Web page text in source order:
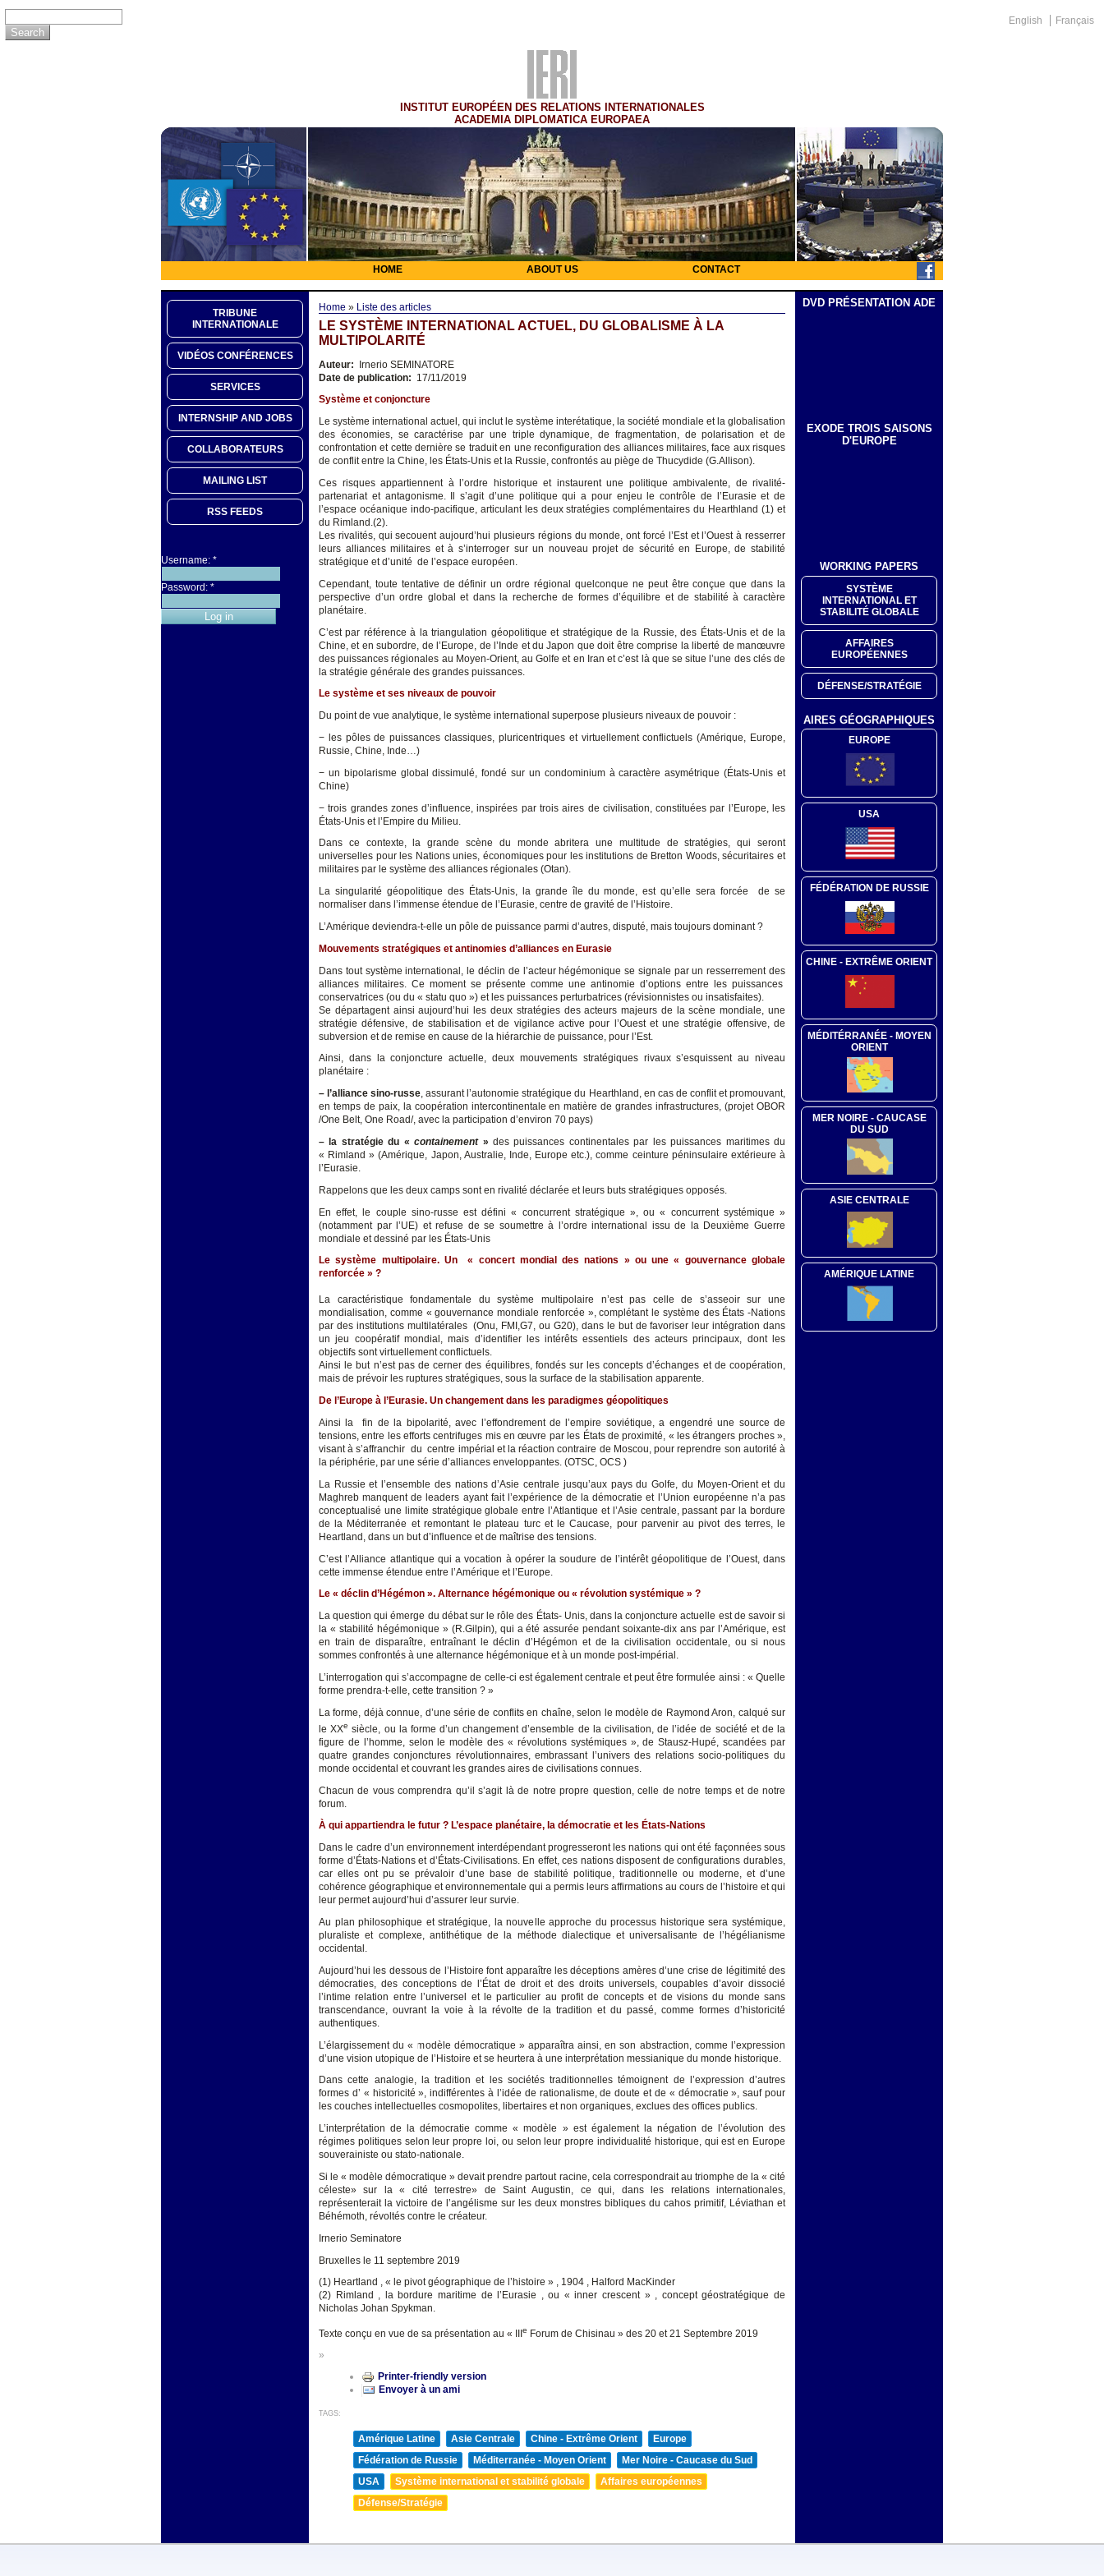
English Français
INSTITUT EUROPÉEN DES RELATIONS INTERNATIONALES
ACADEMIA DIPLOMATICA EUROPAEA
HOME ABOUT US CONTACT
TRIBUNE
INTERNATIONALE
VIDÉOS CONFÉRENCES
SERVICES
INTERNSHIP AND JOBS
COLLABORATEURS
MAILING LIST
RSS FEEDS
Username: *
Password: *
Home » Liste des articles
LE SYSTÈME INTERNATIONAL ACTUEL, DU GLOBALISME À LA
MULTIPOLARITÉ
Auteur: Irnerio SEMINATORE
Date de publication: 17/11/2019
Système et conjoncture
Le système international actuel, qui inclut le système interétatique, la société mondiale et la globalisation
des économies, se caractérise par une triple dynamique, de fragmentation, de polarisation et de
confrontation et cette dernière se traduit en une reconfiguration des alliances militaires, face aux risques
de conflit entre la Chine, les États-Unis et la Russie, confrontés au piège de Thucydide (G.Allison).
Ces risques appartiennent à l’ordre historique et instaurent une politique ambivalente, de rivalité-
partenariat et antagonisme. Il s’agit d’une politique qui a pour enjeu le contrôle de l’Eurasie et de
l’espace océanique indo-pacifique, articulant les deux stratégies complémentaires du Hearthland (1) et
du Rimland.(2).
Les rivalités, qui secouent aujourd’hui plusieurs régions du monde, ont forcé l’Est et l’Ouest à resserrer
leurs alliances militaires et à s’interroger sur un nouveau projet de sécurité en Europe, de stabilité
stratégique et d’unité de l’espace européen.
Cependant, toute tentative de définir un ordre régional quelconque ne peut être conçue que dans la
perspective d’un ordre global et dans la recherche de formes d’équilibre et de stabilité à caractère
planétaire.
C’est par référence à la triangulation géopolitique et stratégique de la Russie, des États-Unis et de la
Chine, et en subordre, de l’Europe, de l’Inde et du Japon que doit être comprise la liberté de manœuvre
des puissances régionales au Moyen-Orient, au Golfe et en Iran et c’est là que se situe l’une des clés de
la stratégie générale des grandes puissances.
Le système et ses niveaux de pouvoir
Du point de vue analytique, le système international superpose plusieurs niveaux de pouvoir :
− les pôles de puissances classiques, pluricentriques et virtuellement conflictuels (Amérique, Europe,
Russie, Chine, Inde…)
− un bipolarisme global dissimulé, fondé sur un condominium à caractère asymétrique (États-Unis et
Chine)
− trois grandes zones d’influence, inspirées par trois aires de civilisation, constituées par l’Europe, les
États-Unis et l’Empire du Milieu.
Dans ce contexte, la grande scène du monde abritera une multitude de stratégies, qui seront
universelles pour les Nations unies, économiques pour les institutions de Bretton Woods, sécuritaires et
militaires par le système des alliances régionales (Otan).
La singularité géopolitique des États-Unis, la grande île du monde, est qu’elle sera forcée de se
normaliser dans l’immense étendue de l’Eurasie, centre de gravité de l’Histoire.
L’Amérique deviendra-t-elle un pôle de puissance parmi d’autres, disputé, mais toujours dominant ?
Mouvements stratégiques et antinomies d’alliances en Eurasie
Dans tout système international, le déclin de l’acteur hégémonique se signale par un resserrement des
alliances militaires. Ce moment se présente comme une antinomie d’options entre les puissances
conservatrices (ou du « statu quo ») et les puissances perturbatrices (révisionnistes ou insatisfaites).
Se départagent ainsi aujourd’hui les deux stratégies des acteurs majeurs de la scène mondiale, une
stratégie défensive, de stabilisation et de vigilance active pour l’Ouest et une stratégie offensive, de
subversion et de remise en cause de la hiérarchie de puissance, pour l’Est.
Ainsi, dans la conjoncture actuelle, deux mouvements stratégiques rivaux s’esquissent au niveau
planétaire :
– l’alliance sino-russe, assurant l’autonomie stratégique du Hearthland, en cas de conflit et promouvant,
en temps de paix, la coopération intercontinentale en matière de grandes infrastructures, (projet OBOR
/One Belt, One Road/, avec la participation d’environ 70 pays)
– la stratégie du «containement»des puissances continentales par les puissances maritimes du
« Rimland » (Amérique, Japon, Australie, Inde, Europe etc.), comme ceinture péninsulaire extérieure à
l’Eurasie.
Rappelons que les deux camps sont en rivalité déclarée et leurs buts stratégiques opposés.
En effet, le couple sino-russe est défini « concurrent stratégique », ou « concurrent systémique »
(notamment par l’UE) et refuse de se soumettre à l’ordre international issu de la Deuxième Guerre
mondiale et dessiné par les États-Unis
Le système multipolaire. Un« concert mondial des nations » ou une « gouvernance globale
renforcée » ?
La caractéristique fondamentale du système multipolaire n’est pas celle de s’asseoir sur une
mondialisation, comme « gouvernance mondiale renforcée », complétant le système des États -Nations
par des institutions multilatérales (Onu, FMI,G7, ou G20), dans le but de favoriser leur intégration dans
un jeu coopératif mondial, mais d’identifier les intérêts essentiels des acteurs principaux, dont les
objectifs sont virtuellement conflictuels.
Ainsi le but n’est pas de cerner des équilibres, fondés sur les concepts d’échanges et de coopération,
mais de prévoir les ruptures stratégiques, sous la surface de la stabilisation apparente.
De l’Europe à l’Eurasie. Un changement dans les paradigmes géopolitiques
Ainsi la fin de la bipolarité, avec l’effondrement de l’empire soviétique, a engendré une source de
tensions, entre les efforts centrifuges mis en œuvre par les États de proximité, « les étrangers proches »,
visant à s’affranchir du centre impérial et la réaction contraire de Moscou, pour reprendre son autorité à
la périphérie, par une série d’alliances enveloppantes. (OTSC, OCS )
La Russie et l’ensemble des nations d’Asie centrale jusqu’aux pays du Golfe, du Moyen-Orient et du
Maghreb manquent de leaders ayant fait l’expérience de la démocratie et l’Union européenne n’a pas
conceptualisé une limite stratégique globale entre l’Atlantique et l’Asie centrale, passant par la bordure
de la Méditerranée et remontant le plateau turc et le Caucase, pour parvenir au pivot des terres, le
Heartland, dans un but d’influence et de maîtrise des tensions.
C’est l’Alliance atlantique qui a vocation à opérer la soudure de l’intérêt géopolitique de l’Ouest, dans
cette immense étendue entre l’Amérique et l’Europe.
Le « déclin d’Hégémon ». Alternance hégémonique ou « révolution systémique » ?
La question qui émerge du débat sur le rôle des États- Unis, dans la conjoncture actuelle est de savoir si
la « stabilité hégémonique » (R.Gilpin), qui a été assurée pendant soixante-dix ans par l’Amérique, est
en train de disparaître, entraînant le déclin d’Hégémon et de la civilisation occidentale, ou si nous
sommes confrontés à une alternance hégémonique et à un monde post-impérial.
L’interrogation qui s’accompagne de celle-ci est également centrale et peut être formulée ainsi : « Quelle
forme prendra-t-elle, cette transition ? »
La forme, déjà connue, d’une série de conflits en chaîne, selon le modèle de Raymond Aron, calqué sur
le XXe siècle, ou la forme d’un changement d’ensemble de la civilisation, de l’idée de société et de la
figure de l’homme, selon le modèle des « révolutions systémiques », de Stausz-Hupé, scandées par
quatre grandes conjonctures révolutionnaires, embrassant l’univers des relations socio-politiques du
monde occidental et couvrant les grandes aires de civilisations connues.
Chacun de vous comprendra qu’il s’agit là de notre propre question, celle de notre temps et de notre
forum.
À qui appartiendra le futur ? L’espace planétaire, la démocratie et les États-Nations
Dans le cadre d’un environnement interdépendant progresseront les nations qui ont été façonnées sous
forme d’États-Nations et d’États-Civilisations. En effet, ces nations disposent de configurations durables,
car elles ont pu se prévaloir d’une base de stabilité politique, traditionnelle ou moderne, et d’une
cohérence géographique et environnementale qui a permis leurs affirmations au cours de l’histoire et qui
leur permet aujourd’hui d’assurer leur survie.
Au plan philosophique et stratégique, la nouvelle approche du processus historique sera systémique,
pluraliste et complexe, antithétique de la méthode dialectique et universalisante de l’hégélianisme
occidental.
Aujourd’hui les dessous de l’Histoire font apparaître les déceptions amères d’une crise de légitimité des
démocraties, des conceptions de l’État de droit et des droits universels, coupables d’avoir dissocié
l’intime relation entre l’universel et le particulier au profit de concepts et de visions du monde sans
transcendance, ouvrant la voie à la révolte de la tradition et du passé, comme formes d’historicité
authentiques.
L’élargissement du « modèle démocratique » apparaîtra ainsi, en son abstraction, comme l’expression
d’une vision utopique de l’Histoire et se heurtera à une interprétation messianique du monde historique.
Dans cette analogie, la tradition et les sociétés traditionnelles témoignent de l’expression d’autres
formes d’ « historicité », indifférentes à l’idée de rationalisme, de doute et de « démocratie », sauf pour
les couches intellectuelles cosmopolites, libertaires et non organiques, exclues des offices publics.
L’interprétation de la démocratie comme « modèle » est également la négation de l’évolution des
régimes politiques selon leur propre loi, ou selon leur propre individualité historique, qui est en Europe
souverainiste ou stato-nationale.
Si le « modèle démocratique » devait prendre partout racine, cela correspondrait au triomphe de la « cité
céleste» sur la « cité terrestre» de Saint Augustin, ce qui, dans les relations internationales,
représenterait la victoire de l’angélisme sur les deux monstres bibliques du cahos primitif, Léviathan et
Béhémoth, révoltés contre le créateur.
Irnerio Seminatore
Bruxelles le 11 septembre 2019
(1) Heartland , « le pivot géographique de l’histoire » , 1904 , Halford MacKinder
(2) Rimland , la bordure maritime de l’Eurasie , ou « inner crescent » , concept géostratégique de
Nicholas Johan Spykman.
Texte conçu en vue de sa présentation au « III e Forum de Chisinau » des 20 et 21 Septembre 2019
»
Printer-friendly version
Envoyer à un ami
TAGS:
Amérique Latine Asie Centrale Chine - Extrême Orient
Europe
Fédération de Russie
Méditerranée - Moyen Orient
Mer Noire - Caucase du Sud
USA
Système international et stabilité globale
Affaires européennes
Défense/Stratégie
DVD PRÉSENTATION ADE
EXODE TROIS SAISONS
D'EUROPE
WORKING PAPERS
SYSTÈME
INTERNATIONAL ET
STABILITÉ GLOBALE
AFFAIRES
EUROPÉENNES
DÉFENSE/STRATÉGIE
AIRES GÉOGRAPHIQUES
EUROPE
USA
FÉDÉRATION DE RUSSIE
CHINE - EXTRÊME ORIENT
MÉDITÉRRANÉE - MOYEN
ORIENT
MER NOIRE - CAUCASE
DU SUD
ASIE CENTRALE
AMÉRIQUE LATINE